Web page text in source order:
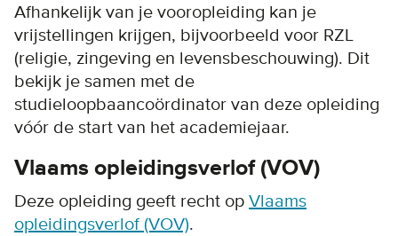
Afhankelijk van je vooropleiding kan je
vrijstellingen krijgen, bijvoorbeeld voor RZL
(religie, zingeving en levensbeschouwing). Dit
bekijk je samen met de
studieloopbaancoördinator van deze opleiding
vóór de start van het academiejaar.
Vlaams opleidingsverlof (VOV)
Deze opleiding geeft recht op Vlaams
opleidingsverlof (VOV).